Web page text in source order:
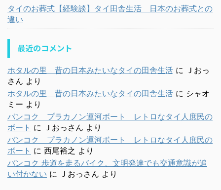
タイのお葬式【経験談】タイ田舎生活 日本のお葬式との
違い
最近のコメント
ホタルの里 昔の日本みたいなタイの田舎生活 に Ｊおっ
さん より
ホタルの里 昔の日本みたいなタイの田舎生活 に シャオ
ミー より
バンコク プラカノン運河ボート レトロなタイ人庶民の
ボート に Ｊおっさん より
バンコク プラカノン運河ボート レトロなタイ人庶民の
ボート に 西尾裕之 より
バンコク 歩道を走るバイク、文明発達でも交通意識が追
い付かない に Ｊおっさん より